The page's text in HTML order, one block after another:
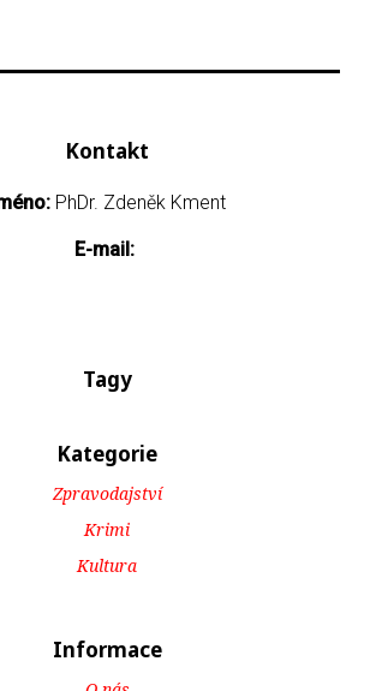
Kontakt
PhDr. Zdeněk Kment
E-mail:
Tagy
Kategorie
Zpravodajství
Krimi
Kultura
Informace